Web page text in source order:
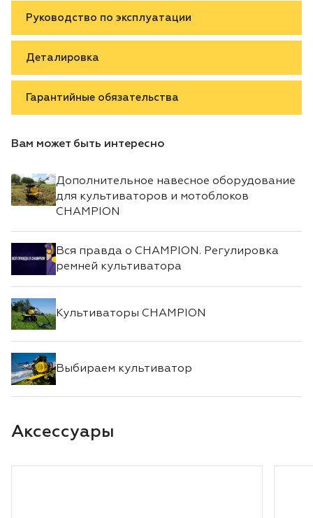
Руководство по эксплуатации
Деталировка
Гарантийные обязательства
Вам может быть интересно
Дополнительное навесное оборудование
для культиваторов и мотоблоков
CHAMPION
Вся правда о CHAMPION. Регулировка
ремней культиватора
Культиваторы CHAMPION
Выбираем культиватор
Аксессуары